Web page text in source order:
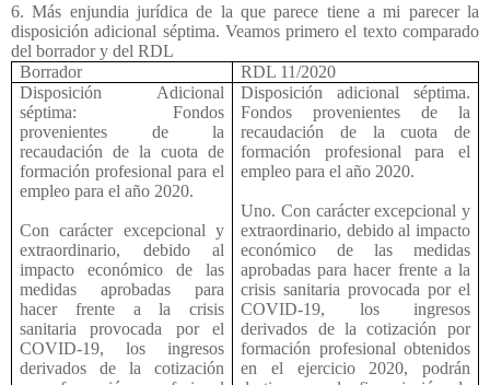
6. Más enjundia jurídica de la que parece tiene a mi parecer la
disposición adicional séptima. Veamos primero el texto comparado
del borrador y del RDL
Borrador
RDL 11/2020
Disposición Adicional
séptima: Fondos
provenientes de la
recaudación de la cuota de
formación profesional para el
empleo para el año 2020.
Con carácter excepcional y
extraordinario, debido al
impacto económico de las
medidas aprobadas para
hacer frente a la crisis
sanitaria provocada por el
COVID-19, los ingresos
derivados de la cotización
Disposición adicional séptima.
Fondos provenientes de la
recaudación de la cuota de
formación profesional para el
empleo para el año 2020.
Uno. Con carácter excepcional y
extraordinario, debido al impacto
económico de las medidas
aprobadas para hacer frente a la
crisis sanitaria provocada por el
COVID-19, los ingresos
derivados de la cotización por
formación profesional obtenidos
en el ejercicio 2020, podrán